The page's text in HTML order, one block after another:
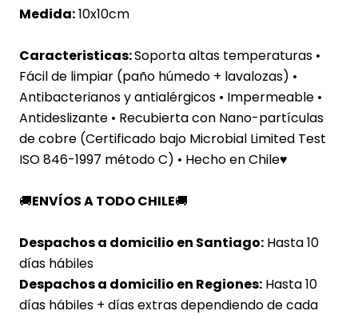
Medida:10x10cm
Caracteristicas:Soporta altas temperaturas •
Fácil de limpiar (paño húmedo + lavalozas) •
Antibacterianos y antialérgicos • Impermeable •
Antideslizante • Recubierta con Nano-partículas
de cobre (Certificado bajo Microbial Limited Test
ISO 846-1997 método C) • Hecho en Chile♥
🚚ENVÍOS A TODO CHILE🚚
Despachos a domicilio en Santiago: Hasta 10
días hábiles
Despachos a domicilio en Regiones: Hasta 10
días hábiles + días extras dependiendo de cada